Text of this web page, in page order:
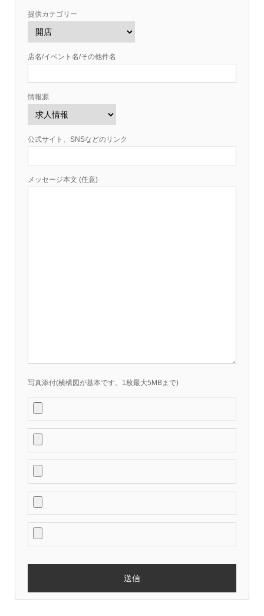
提供カテゴリー
店名/イベント名/その他件名
情報源
公式サイト、SNSなどのリンク
メッセージ本文 (任意)
写真添付(横構図が基本です。1枚最大5MBまで)